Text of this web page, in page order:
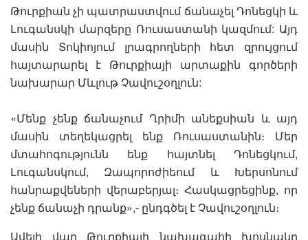
Թուրքիան չի պատրաստվում ճանաչել Դոնեցկի և
Լուգանսկի մարզերը Ռուսաստանի կազմում: Այդ
մասին Տոկիոյում լրագրողների հետ զրույցում
հայտարարել է Թուրքիայի արտաքին գործերի
նախարար Մևլութ Չավուշօղլուն:
«Մենք չենք ճանաչում Ղրիմի անեքսիան և այդ
մասին տեղեկացրել ենք Ռուսաստանին։ Մեր
մտահոգությունն ենք հայտնել Դոնեցկում,
Լուգանսկում, Զապորոժիեում և Խերսոնում
հանրաքվեների վերաբերյալ։ Հասկացրեցինք, որ
չենք ճանաչի դրանք»,- ընդգծել է Չավուշօղլուն։
Ավելի վաղ Թուրքիայի նախագահի խոսնակը